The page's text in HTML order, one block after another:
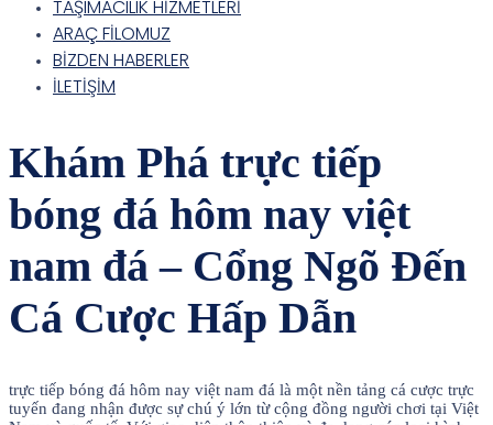
TAŞIMACILIK HİZMETLERİ
ARAÇ FİLOMUZ
BİZDEN HABERLER
İLETİŞİM
Khám Phá trực tiếp
bóng đá hôm nay việt
nam đá – Cổng Ngõ Đến
Cá Cược Hấp Dẫn
trực tiếp bóng đá hôm nay việt nam đá là một nền tảng cá cược trực
tuyến đang nhận được sự chú ý lớn từ cộng đồng người chơi tại Việt